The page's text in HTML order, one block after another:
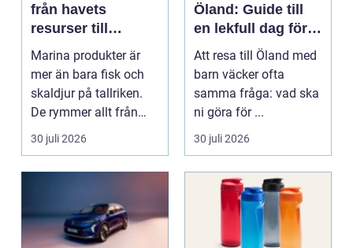
från havets
resurser till
hållbara
upplevelser
Marina produkter är
mer än bara fisk och
skaldjur på tallriken.
De rymmer allt från
mat och hälsa ti...
30 juli 2026
Öland: Guide till
en lekfull dag för
hela familjen
Att resa till Öland med
barn väcker ofta
samma fråga: vad ska
ni göra för ...
30 juli 2026